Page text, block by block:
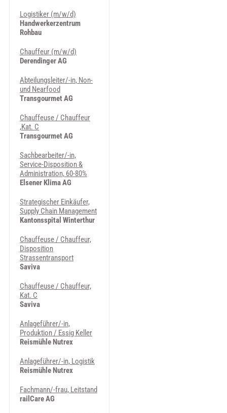
Logistiker (m/w/d)
Handwerkerzentrum
Rohbau
Chauffeur (m/w/d)
Derendinger AG
Abteilungsleiter/-in, Non-
und Nearfood
Transgourmet AG
Chauffeuse / Chauffeur
,Kat. C
Transgourmet AG
Sachbearbeiter/-in,
Service-Disposition &
Administration, 60-80%
Elsener Klima AG
Strategischer Einkäufer,
Supply Chain Management
Kantonsspital Winterthur
Chauffeuse / Chauffeur,
Disposition
Strassentransport
Saviva
Chauffeuse / Chauffeur,
Kat. C
Saviva
Anlageführer/-in,
Produktion / Essig Keller
Reismühle Nutrex
Anlageführer/-in, Logistik
Reismühle Nutrex
Fachmann/-frau, Leitstand
railCare AG